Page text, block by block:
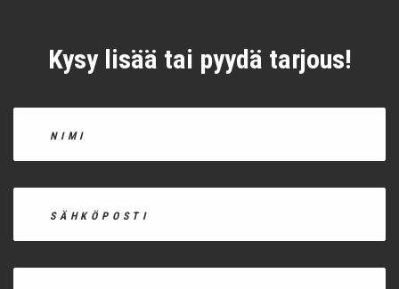
Kysy lisää tai pyydä tarjous!